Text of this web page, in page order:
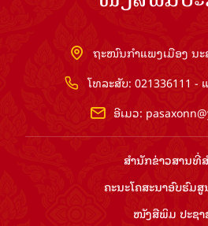
ຖະໜົນກຳແພງເມືອງ ນ
ໂທລະສັບ: 021336111 -
ອີເມວ:
ສຳ​ນັກ​ຂ່າວ​ສານ​ທີ່​
ຄະນະໂຄສະນາອົບຮົມ​
ໜັງສືພິມ ປະ​ຊາ​